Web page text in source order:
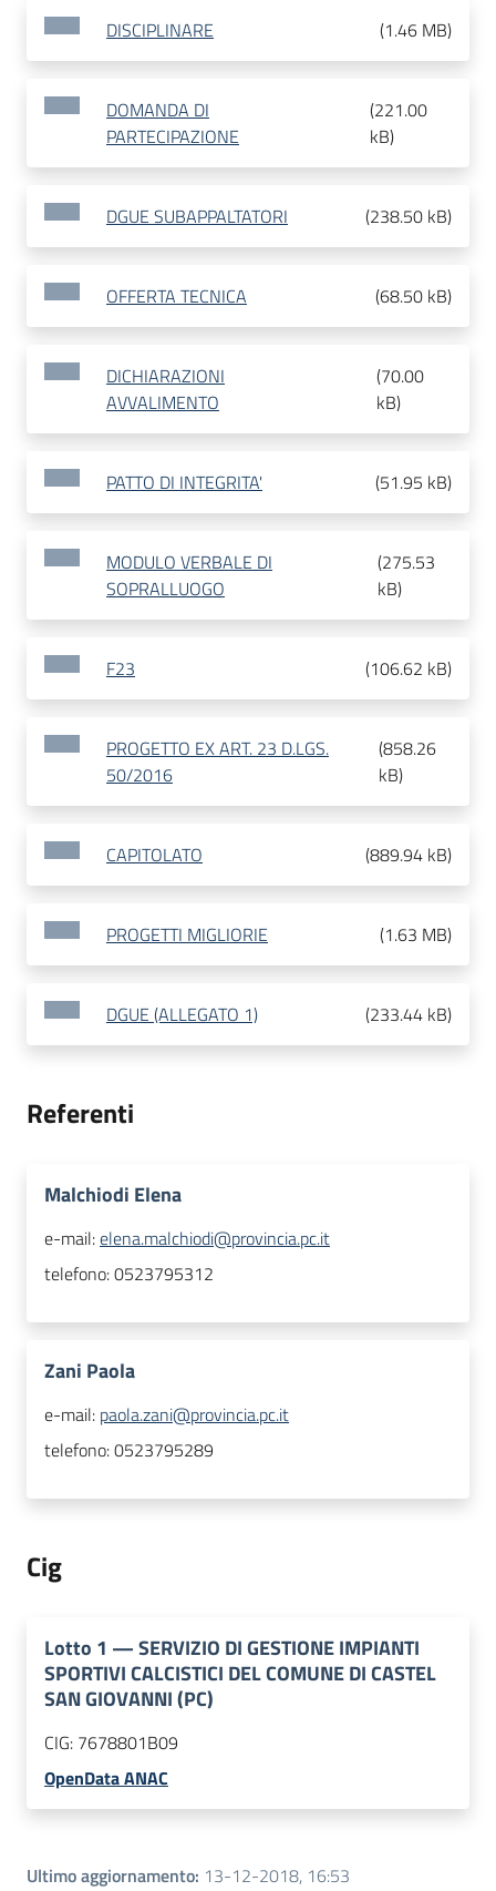
DISCIPLINARE (1.46 MB)
DOMANDA DI
PARTECIPAZIONE
(221.00
kB)
DGUE SUBAPPALTATORI (238.50 kB)
OFFERTA TECNICA (68.50 kB)
DICHIARAZIONI
AVVALIMENTO
(70.00
kB)
PATTO DI INTEGRITA' (51.95 kB)
MODULO VERBALE DI
SOPRALLUOGO
(275.53
kB)
F23 (106.62 kB)
PROGETTO EX ART. 23 D.LGS.
50/2016
(858.26
kB)
CAPITOLATO (889.94 kB)
PROGETTI MIGLIORIE (1.63 MB)
DGUE (ALLEGATO 1) (233.44 kB)
Referenti
Malchiodi Elena
e-mail:elena.malchiodi@provincia.pc.it
telefono:0523795312
Zani Paola
e-mail: paola.zani@provincia.pc.it
telefono:0523795289
Cig
Lotto 1 —SERVIZIO DI GESTIONE IMPIANTI
SPORTIVI CALCISTICI DEL COMUNE DI CASTEL
SAN GIOVANNI (PC)
CIG: 7678801B09
OpenData ANAC
Ultimo aggiornamento: 13-12-2018, 16:53